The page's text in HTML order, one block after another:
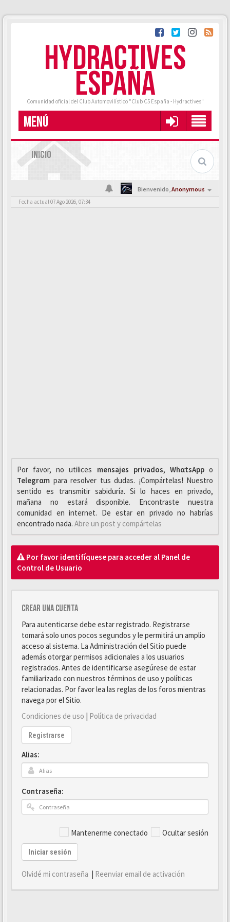
HYDRACTIVES
ESPAÑA
Comunidad oficial del Club Automovilístico "Club C5 España - Hydractives"
MENÚ
INICIO
Bienvenido,Anonymous
Fecha actual 07 Ago 2026, 07:34
Por favor, no utilices mensajes privados, WhαtsAppo
Telegrαm para resolver tus dudas. ¡Compártelas! Nuestro
sentido es transmitir sabiduría. Si lo haces en privado,
mañana no estará disponible. Encontraste nuestra
comunidad en internet. De estar en privado no habrías
encontrado nada. Abre un post y compártelas
Por favor identifíquese para acceder al Panel de
Control de Usuario
Crear una cuenta
Para autenticarse debe estar registrado. Registrarse
tomará solo unos pocos segundos y le permitirá un amplio
acceso al sistema. La Administración del Sitio puede
además otorgar permisos adicionales a los usuarios
registrados. Antes de identificarse asegúrese de estar
familiarizado con nuestros términos de uso y políticas
relacionadas. Por favor lea las reglas de los foros mientras
navega por el Sitio.
Condiciones de uso | Política de privacidad
Registrarse
Alias:
Contraseña:
Mantenerme conectado Ocultar sesión
Iniciar sesión
Olvidé mi contraseña | Reenviar email de activación